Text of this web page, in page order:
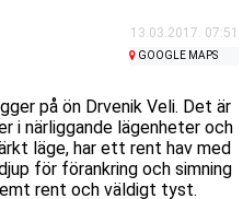
13.03.2017. 07:51
GOOGLE MAPS
på ön Drvenik Veli. Det är
i närliggande lägenheter och
läge, har ett rent hav med
för förankring och simning
rent och väldigt tyst.